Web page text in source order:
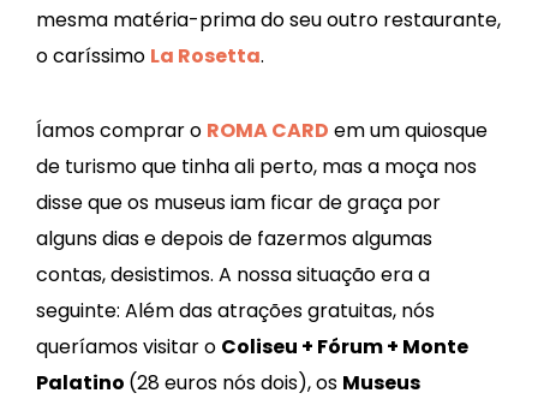
mesma matéria-prima do seu outro restaurante,
o caríssimo La Rosetta.
Íamos comprar o ROMA CARD em um quiosque
de turismo que tinha ali perto, mas a moça nos
disse que os museus iam ficar de graça por
alguns dias e depois de fazermos algumas
contas, desistimos. A nossa situação era a
seguinte: Além das atrações gratuitas, nós
queríamos visitar o Coliseu + Fórum + Monte
Palatino (28 euros nós dois), os Museus